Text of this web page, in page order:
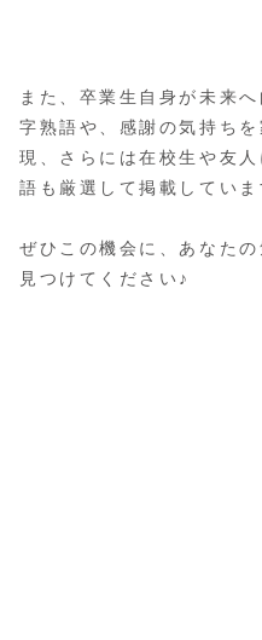
また、卒業生自身が未来
字熟語や、感謝の気持ち
現、さらには在校生や友
語も厳選して掲載していま
ぜひこの機会に、あなた
見つけてください♪